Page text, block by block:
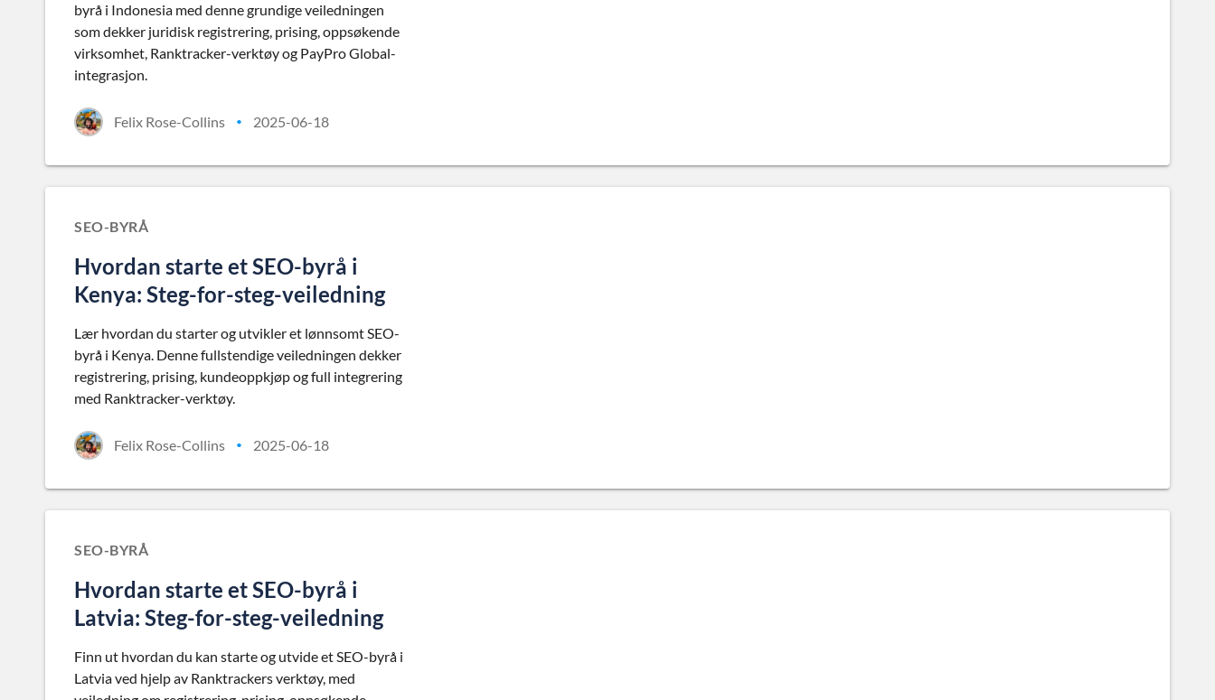
byrå i Indonesia med denne grundige veiledningen
som dekker juridisk registrering, prising, oppsøkende
virksomhet, Ranktracker-verktøy og PayPro Global-
integrasjon.
Felix Rose-Collins • 2025-06-18
SEO-BYRÅ
Hvordan starte et SEO-byrå i
Kenya: Steg-for-steg-veiledning
Lær hvordan du starter og utvikler et lønnsomt SEO-
byrå i Kenya. Denne fullstendige veiledningen dekker
registrering, prising, kundeoppkjøp og full integrering
med Ranktracker-verktøy.
Felix Rose-Collins • 2025-06-18
SEO-BYRÅ
Hvordan starte et SEO-byrå i
Latvia: Steg-for-steg-veiledning
Finn ut hvordan du kan starte og utvide et SEO-byrå i
Latvia ved hjelp av Ranktrackers verktøy, med